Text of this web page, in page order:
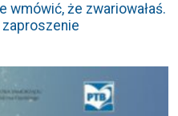
wmówić, że zwariowałaś.